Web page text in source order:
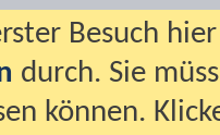
Besuch
durch. Sie
können.